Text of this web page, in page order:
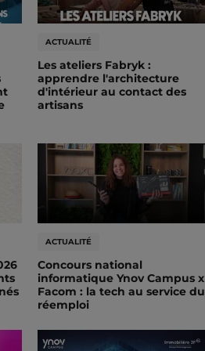
ACTUALITÉ
Les ateliers Fabryk :
apprendre l'architecture
d'intérieur au contact des
artisans
ACTUALITÉ
Concours national
informatique Ynov Campus x
Facom : la tech au service du
réemploi